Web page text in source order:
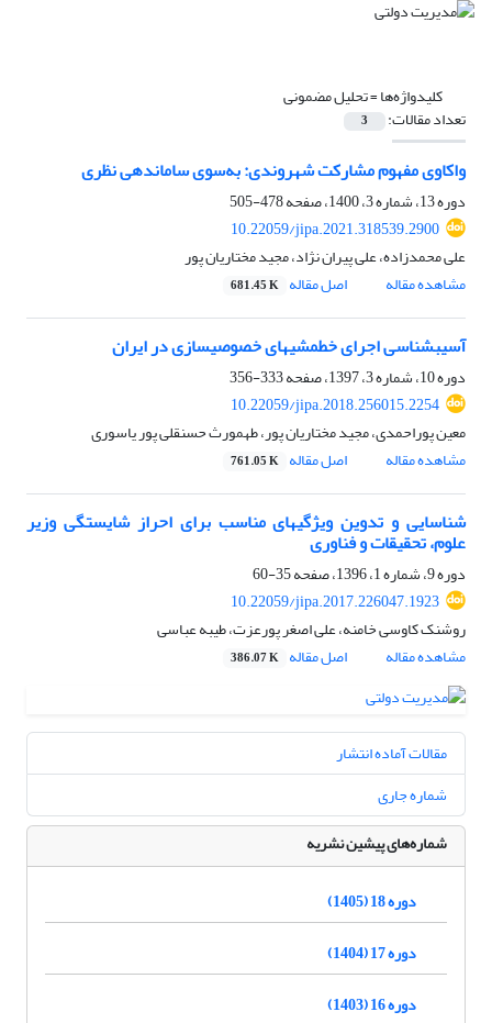
کلیدواژه‌ها =تحلیل مضمونی
تعداد مقالات: 3
واکاوی مفهوم مشارکت شهروندی: به‌سوی سامان‎دهی نظری
دوره 13، شماره 3، 1400، صفحه
478-505
10.22059/jipa.2021.318539.2900
علی محمدزاده، علی پیران نژاد، مجید مختاریان پور
مشاهده مقاله
اصل مقاله 681.45 K
آسیب‎شناسی اجرای خط‎مشی‎های خصوصی‎سازی در ایران
دوره 10، شماره 3، 1397، صفحه
333-356
10.22059/jipa.2018.256015.2254
معین پوراحمدی، مجید مختاریان پور، طهمورث حسنقلی پور یاسوری
مشاهده مقاله
اصل مقاله 761.05 K
شناسایی و تدوین ویژگی‎های مناسب برای احراز شایستگی وزیر
علوم، تحقیقات و فناوری
دوره 9، شماره 1، 1396، صفحه
35-60
10.22059/jipa.2017.226047.1923
روشنک کاوسی خامنه، علی اصغر پورعزت، طیبه عباسی
مشاهده مقاله
اصل مقاله 386.07 K
مقالات آماده انتشار
شماره جاری
شماره‌های پیشین نشریه
دوره 18 (1405)
دوره 17 (1404)
دوره 16 (1403)